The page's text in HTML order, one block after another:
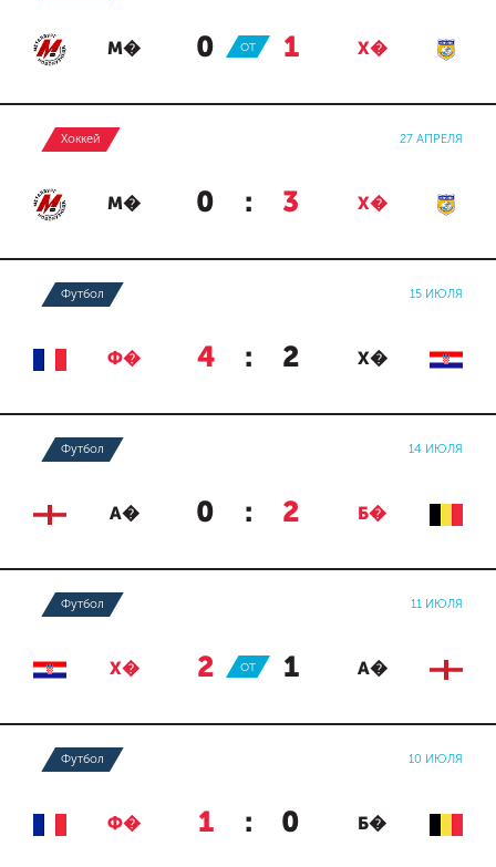
М� 0 : 1 Х�
ОТ
Хоккей 27 АПРЕЛЯ
М� 0 : 3 Х�
Футбол 15 ИЮЛЯ
Ф� 4 : 2 Х�
Футбол 14 ИЮЛЯ
А� 0 : 2 Б�
Футбол 11 ИЮЛЯ
Х� 2 : 1 А�
ОТ
Футбол 10 ИЮЛЯ
Ф� 1 : 0 Б�